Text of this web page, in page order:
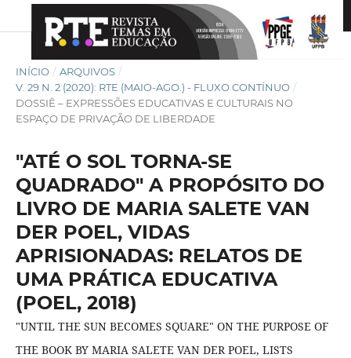
INÍCIO / ARQUIVOS /
V. 29 N. 2 (2020): RTE (MAIO-AGO.) - FLUXO CONTÍNUO /
DOSSIÊ – EXPRESSÕES EDUCATIVAS E CULTURAIS NO
ESPAÇO DE PRIVAÇÃO DE LIBERDADE
"ATÉ O SOL TORNA-SE
QUADRADO" A PROPÓSITO DO
LIVRO DE MARIA SALETE VAN
DER POEL, VIDAS
APRISIONADAS: RELATOS DE
UMA PRÁTICA EDUCATIVA
(POEL, 2018)
"UNTIL THE SUN BECOMES SQUARE" ON THE PURPOSE OF
THE BOOK BY MARIA SALETE VAN DER POEL, LISTS